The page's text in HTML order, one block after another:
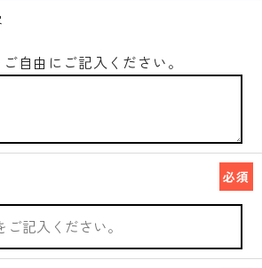
自由にご記入ください。
必須